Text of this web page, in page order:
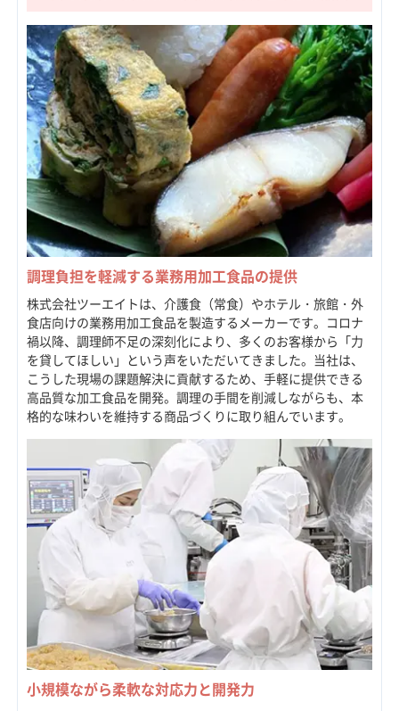
調理負担を軽減する業務用加工食品の提供
株式会社ツーエイトは、介護食（常食）やホテル・旅館・外
食店向けの業務用加工食品を製造するメーカーです。コロナ
禍以降、調理師不足の深刻化により、多くのお客様から「力
を貸してほしい」という声をいただいてきました。当社は、
こうした現場の課題解決に貢献するため、手軽に提供できる
高品質な加工食品を開発。調理の手間を削減しながらも、本
格的な味わいを維持する商品づくりに取り組んでいます。
小規模ながら柔軟な対応力と開発力